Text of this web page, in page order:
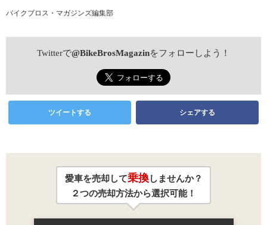
バイクブロス・マガジンズ編集部
Twitterで@BikeBrosMagazinをフォローしよう！
ツイートする シェアする
愛車を売却して乗換しませんか？
２つの売却方法から選択可能！